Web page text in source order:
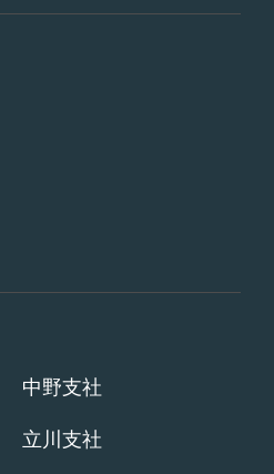
中野支社
立川支社